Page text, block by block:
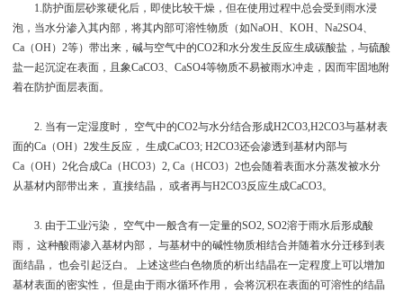
1.防护面层砂浆硬化后，即使比较干燥，但在使用过程中总会受到雨水浸
泡，当水分渗入其内部，将其内部可溶性物质（如NaOH、KOH、Na2SO4、
Ca（OH）2等）带出来，碱与空气中的CO2和水分发生反应生成碳酸盐，与硫酸
盐一起沉淀在表面，且象CaCO3、CaSO4等物质不易被雨水冲走，因而牢固地附
着在防护面层表面。
2. 当有一定湿度时， 空气中的CO2与水分结合形成H2CO3,H2CO3与基材表
面的Ca（OH）2发生反应， 生成CaCO3; H2CO3还会渗透到基材内部与
Ca（OH）2化合成Ca（HCO3）2, Ca（HCO3）2也会随着表面水分蒸发被水分
从基材内部带出来， 直接结晶， 或者再与H2CO3反应生成CaCO3。
3. 由于工业污染， 空气中一般含有一定量的SO2, SO2溶于雨水后形成酸
雨， 这种酸雨渗入基材内部， 与基材中的碱性物质相结合并随着水分迁移到表
面结晶， 也会引起泛白。 上述这些白色物质的析出结晶在一定程度上可以增加
基材表面的密实性， 但是由于雨水循环作用， 会将沉积在表面的可溶性的结晶